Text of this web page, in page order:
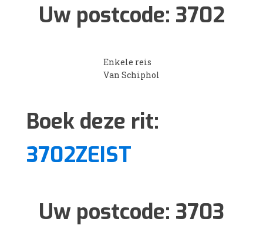
Uw postcode: 3702
Enkele reis
Van Schiphol
Boek deze rit:
3702ZEIST
Uw postcode: 3703